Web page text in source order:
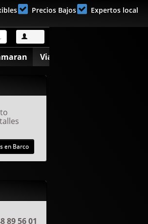
Precios Bajos Expertos local
Viajes Yates
en Barco
89 56 01